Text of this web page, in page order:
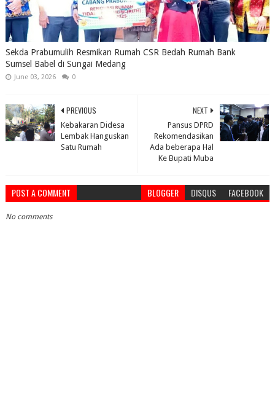
Sekda Prabumulih Resmikan Rumah CSR Bedah Rumah Bank
Sumsel Babel di Sungai Medang
June 03, 2026 0
NEXT
Pansus DPRD
Rekomendasikan
Ada beberapa Hal
Ke Bupati Muba
PREVIOUS
Kebakaran Didesa
Lembak Hanguskan
Satu Rumah
POST A COMMENT BLOGGER DISQUS FACEBOOK
No comments